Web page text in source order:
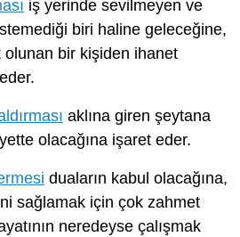
iş yerinde sevilmeyen ve
biri haline geleceğine,
bir kişiden ihanet
aklına giren şeytana
olacağına işaret eder.
duaların kabul olacağına,
sağlamak için çok zahmet
neredeyse çalışmak